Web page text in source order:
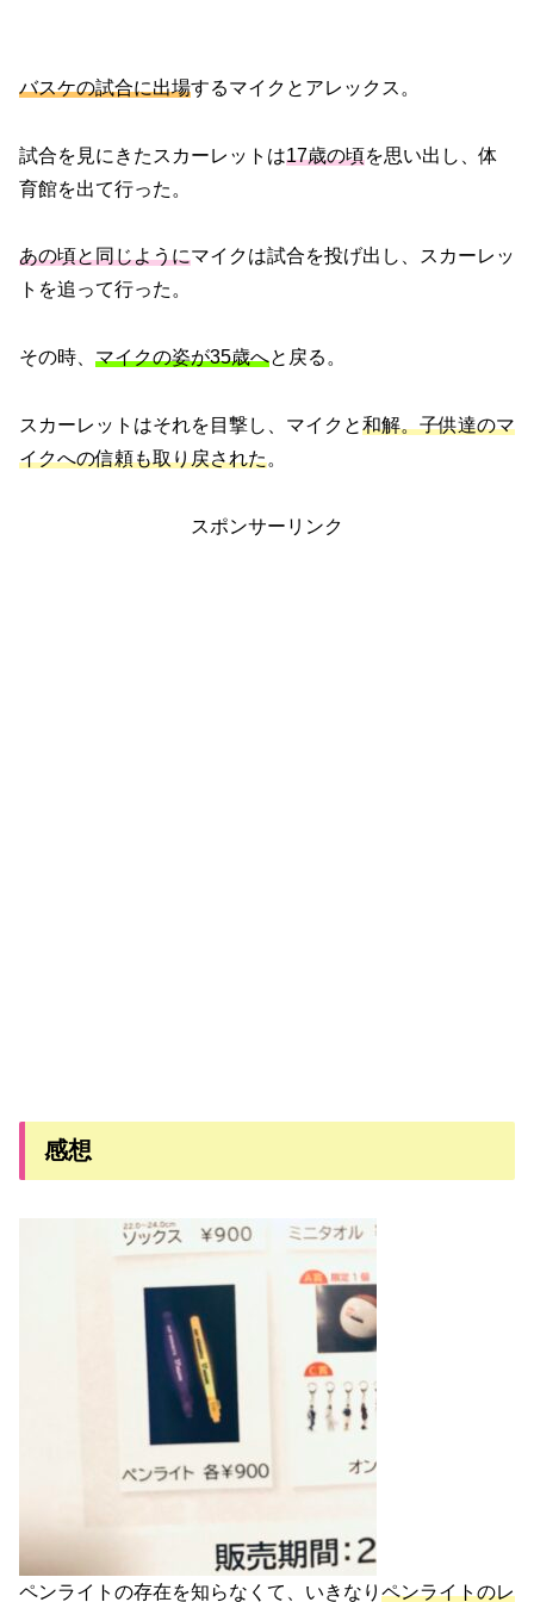
バスケの試合に出場するマイクとアレックス。
試合を見にきたスカーレットは17歳の頃を思い出し、体
育館を出て行った。
あの頃と同じようにマイクは試合を投げ出し、スカーレッ
トを追って行った。
その時、 マイクの姿が35歳へと戻る。
スカーレットはそれを目撃し、マイクと和解。子供達のマ
イクへの信頼も取り戻された。
スポンサーリンク
感想
ペンライトの存在を知らなくて、いきなり ペンライトのレ